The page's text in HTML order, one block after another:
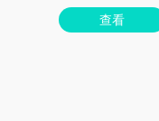
查看